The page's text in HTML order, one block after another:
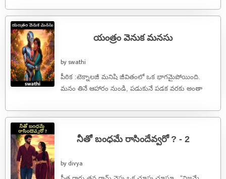
యంత్రం వెనుక మనసు
by swathi
పీఠిక :టెక్నాలజీ మనిషి జీవితంలో ఒక భాగమైపోయింది.
మనం తినే ఆహారం నుండి, పడుకునే పడక వరకు అంతా
నీతో బంధమే రాసిందేవ్వరో ? - 2
by divya